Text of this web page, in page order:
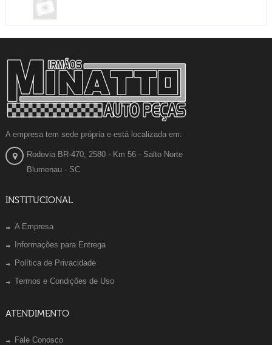
A empresa tem sede própria e está localizada em:
Rodovia BR-470, 2580 - Km 56 - Salto Norte
Blumenau - SC
INSTITUCIONAL
A Empresa
Informações para Entrega
Política de Privacidade
Termos e Condições de Uso
ATENDIMENTO
Fale Conosco